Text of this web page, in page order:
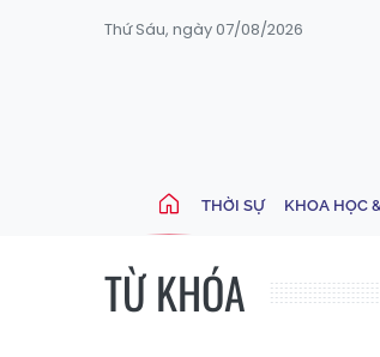
Thứ Sáu, ngày 07/08/2026
THỜI SỰ KHOA HỌC
TỪ KHÓA